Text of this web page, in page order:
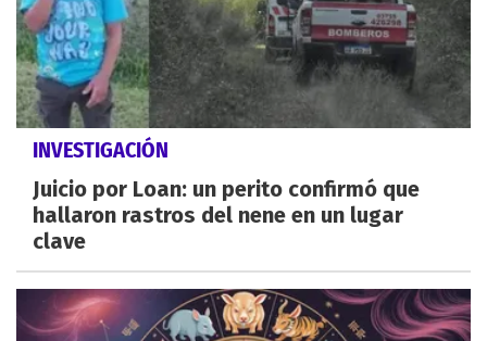
INVESTIGACIÓN
Juicio por Loan: un perito confirmó que
hallaron rastros del nene en un lugar
clave